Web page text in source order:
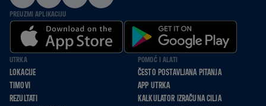
PREUZMI APLIKACIJU
UTRKA
LOKACIJE
TIMOVI
REZULTATI
POMOĆ I ALATI
ČESTO POSTAVLJANA PITANJA
APP UTRKA
KALKULATOR IZRAČUNA CILJA